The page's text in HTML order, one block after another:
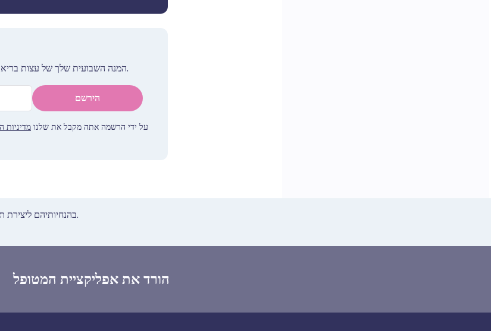
המנה השבועית שלך של עצות בריאות ברורות ואמינות - נכתבה כדי לעזור לך להרגיש מעודכן, בטוח ובשליטה.
הירשם
על ידי הרשמה אתה מקבל את שלנומדיניות
המידע הקליני שלנו עומד בסטנדרטים שנקבעו על ידי ה-NHS בהנחיותיהם ליצירת תוכן בריאותי.
הורד את אפליקציית המטופל